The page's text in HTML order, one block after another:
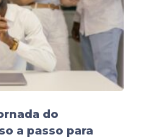
do
a passo para